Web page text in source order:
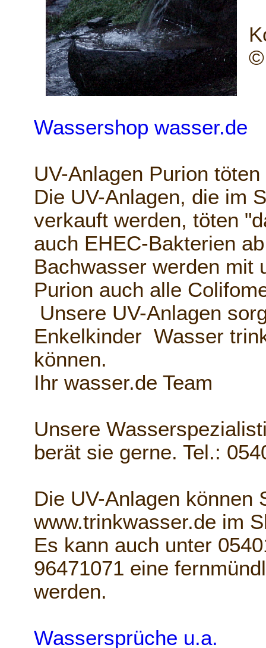
©
Wassershop wasser.de
UV-Anlagen Purion
Die UV-Anlagen, die im
verkauft werden, töten
auch EHEC-Bakterien
Bachwasser werden mit
Purion auch alle
Unsere UV-Anlagen
Enkelkinder Wasser
können.
Ihr wasser.de Team
Unsere
berät sie gerne. Tel.:
Die UV-Anlagen können
www.trinkwasser.de im
Es kann auch unter
96471071 eine
werden.
Wassersprüche u.a.